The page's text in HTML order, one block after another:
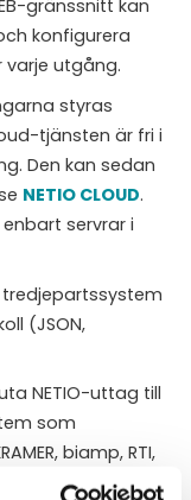
gränssnitt kan
konfigurera
varje utgång.
styras
tjänsten är fri i
Den kan sedan
NETIO CLOUD.
servrar i
(JSON,
NETIO-uttag till
som
biamp, RTI,